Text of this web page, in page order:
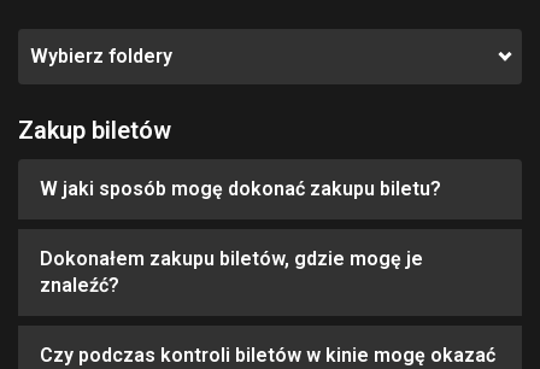
Wybierz foldery
Zakup biletów
W jaki sposób mogę dokonać zakupu biletu?
Dokonałem zakupu biletów, gdzie mogę je
znaleźć?
Czy podczas kontroli biletów w kinie mogę okazać